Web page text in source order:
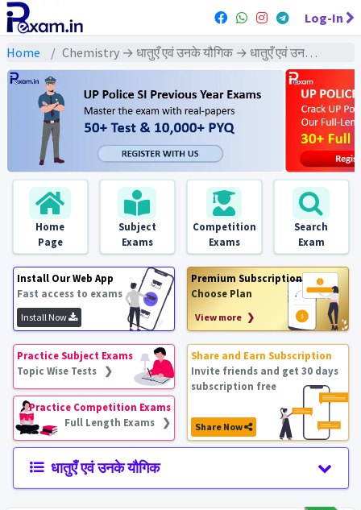
Log-In
Home Chemistry → धातुएँ एवं उनके यौगिक → धातुएँ एवं उनके यौगिक - Exams
Home
Page
Subject
Exams
Competition
Exams
Search
Exam
Install Our Web App
Fast access to exams
Install Now
Premium Subscription
Choose Plan
View more ❯
Practice Subject Exams
Topic Wise Tests ❯
Practice Competition Exams
Full Length Exams ❯
Share and Earn Subscription
Invite friends and get 30 days
subscription free
Share Now
धातुएँ एवं उनके यौगिक